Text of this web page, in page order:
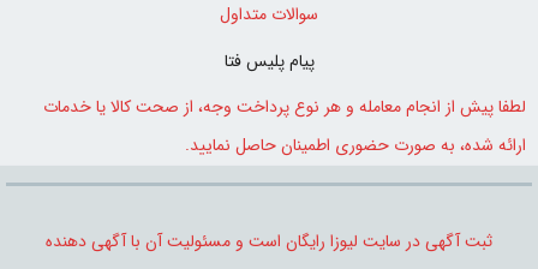
0
سوالات متداول
پیام پلیس فتا
لطفا پیش از انجام معامله و هر نوع پرداخت وجه، از صحت کالا یا خدمات
ارائه شده، به صورت حضوری اطمینان حاصل نمایید.
ثبت آگهی در سایت لیوزا رایگان است و مسئولیت آن با آگهی دهنده